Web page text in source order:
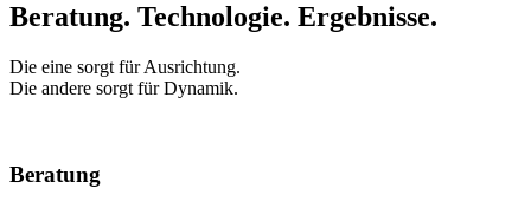
Beratung. Technologie. Ergebnisse.
Die eine sorgt für Ausrichtung.
Die andere sorgt für Dynamik.
Beratung